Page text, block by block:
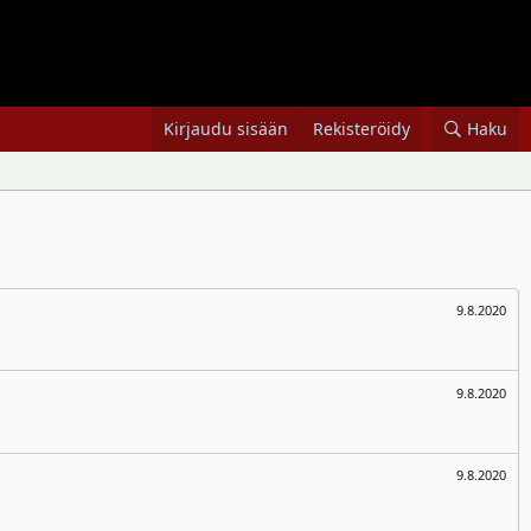
Kirjaudu sisään Rekisteröidy Haku
9.8.2020
9.8.2020
9.8.2020